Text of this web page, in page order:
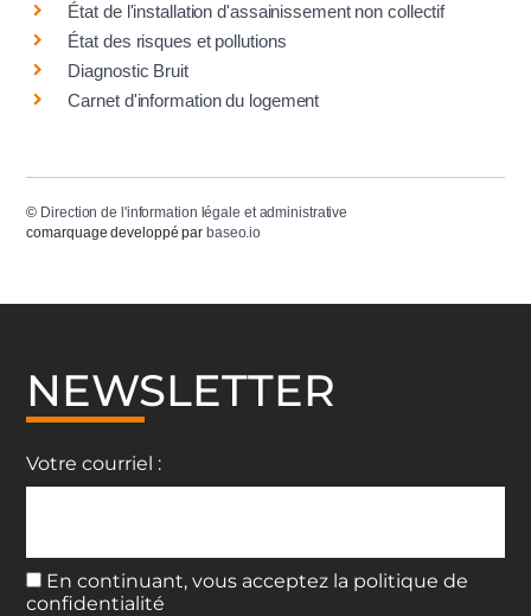
État de l'installation d'assainissement non collectif
État des risques et pollutions
Diagnostic Bruit
Carnet d'information du logement
© Direction de l'information légale et administrative
comarquage developpé par baseo.io
NEWSLETTER
Votre courriel :
En continuant, vous acceptez la politique de
confidentialité